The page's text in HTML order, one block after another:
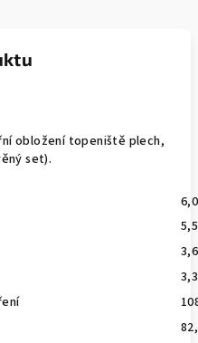
obložení topeniště plech,
set).